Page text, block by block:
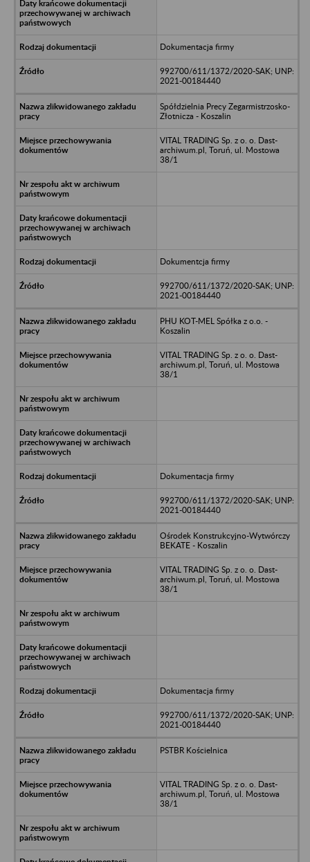
Dokumentacja firmy
992700/611/1372/2020-SAK; UNP:
2021-00184440
Spółdzielnia Precy Zegarmistrzosko-
Złotnicza - Koszalin
VITAL TRADING Sp. z o. o. Dast-
archiwum.pl, Toruń, ul. Mostowa
38/1
Dokumentcja firmy
992700/611/1372/2020-SAK; UNP:
2021-00184440
PHU KOT-MEL Spółka z o.o. -
Koszalin
VITAL TRADING Sp. z o. o. Dast-
archiwum.pl, Toruń, ul. Mostowa
38/1
Dokumentacja firmy
992700/611/1372/2020-SAK; UNP:
2021-00184440
Ośrodek Konstrukcyjno-Wytwórczy
BEKATE - Koszalin
VITAL TRADING Sp. z o. o. Dast-
archiwum.pl, Toruń, ul. Mostowa
38/1
Dokumentacja firmy
992700/611/1372/2020-SAK; UNP:
2021-00184440
PSTBR Kościelnica
VITAL TRADING Sp. z o. o. Dast-
archiwum.pl, Toruń, ul. Mostowa
38/1